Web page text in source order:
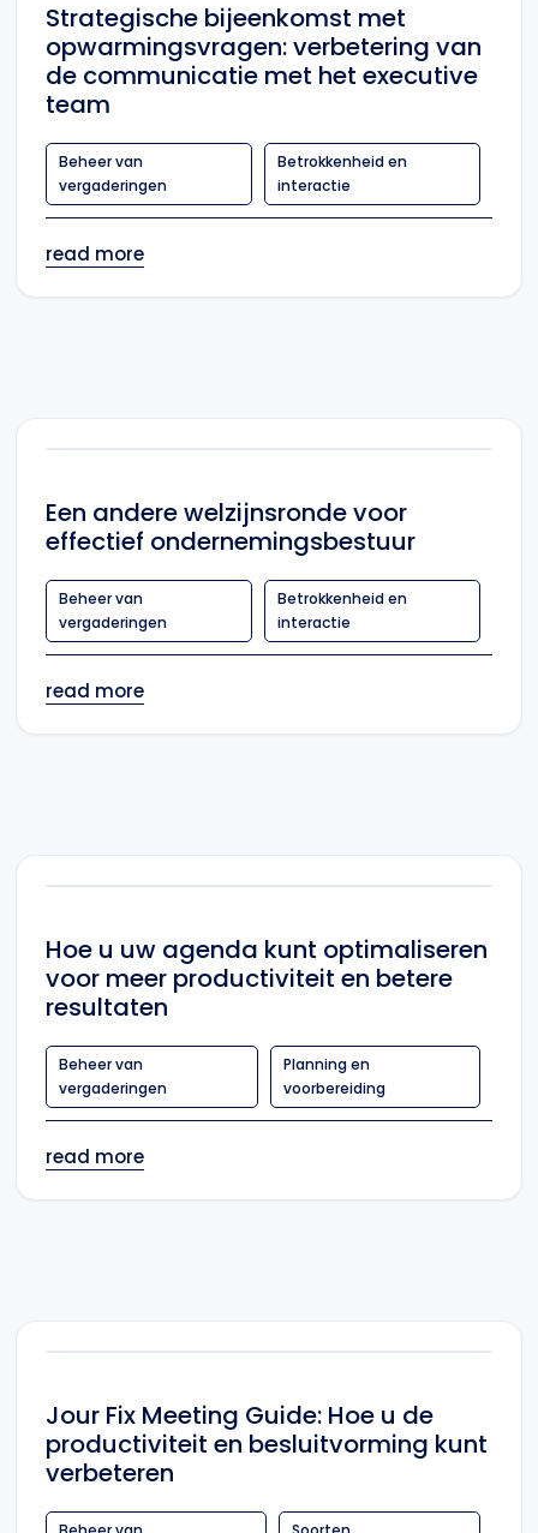
Strategische bijeenkomst met
opwarmingsvragen: verbetering van
de communicatie met het executive
team
Beheer van
vergaderingen
Betrokkenheid en
interactie
read more
Een andere welzijnsronde voor
effectief ondernemingsbestuur
Beheer van
vergaderingen
Betrokkenheid en
interactie
read more
Hoe u uw agenda kunt optimaliseren
voor meer productiviteit en betere
resultaten
Beheer van
vergaderingen
Planning en
voorbereiding
read more
Jour Fix Meeting Guide: Hoe u de
productiviteit en besluitvorming kunt
verbeteren